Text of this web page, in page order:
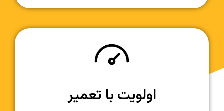
اولویت با تعمیر